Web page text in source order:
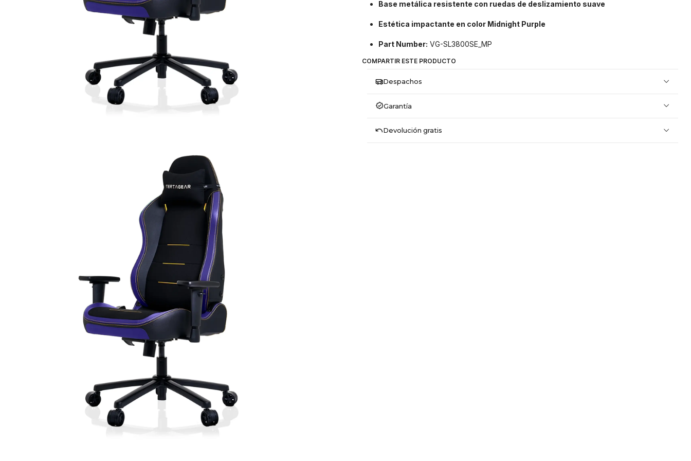
Base metálica resistente con ruedas de deslizamiento suave
Estética impactante en color Midnight Purple
Part Number: VG-SL3800SE_MP
COMPARTIR ESTE PRODUCTO
Despachos
Garantía
Devolución gratis